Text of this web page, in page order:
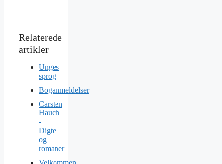
Unges
sprog
Boganmeldelser
Carsten
Hauch
-
Digte
og
romaner
Velkommen